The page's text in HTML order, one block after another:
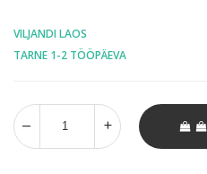
VILJANDI LAOS
TARNE 1-2 TÖÖPÄEVA